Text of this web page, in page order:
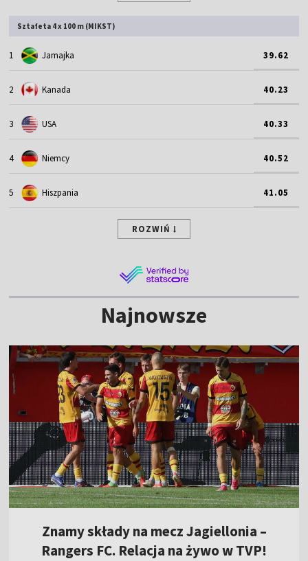
Sztafeta 4 x 100 m (MIKST)
1 Jamajka 39.62
2 Kanada 40.23
3 USA 40.33
4 Niemcy 40.52
5 Hiszpania 41.05
ROZWIŃ
Najnowsze
Znamy składy na mecz Jagiellonia –
Rangers FC. Relacja na żywo w TVP!